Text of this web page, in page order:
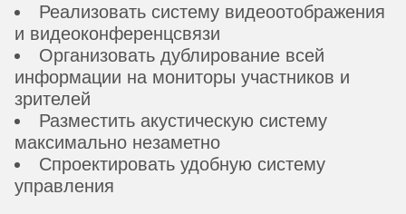
Реализовать систему видеоотображения
и видеоконференцсвязи
Организовать дублирование всей
информации на мониторы участников и
зрителей
Разместить акустическую систему
максимально незаметно
Спроектировать удобную систему
управления